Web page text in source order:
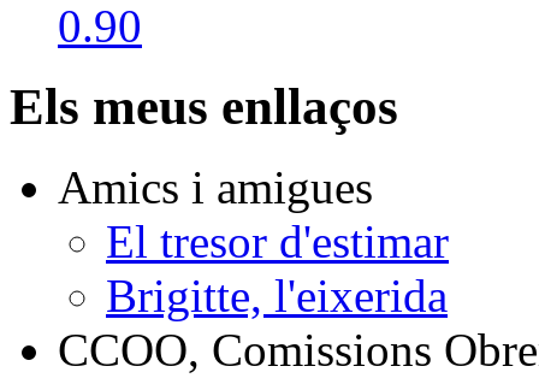
Els meus enllaços
Amics i amigues
El tresor d'estimar
Brigitte, l'eixerida
CCOO, Comissions